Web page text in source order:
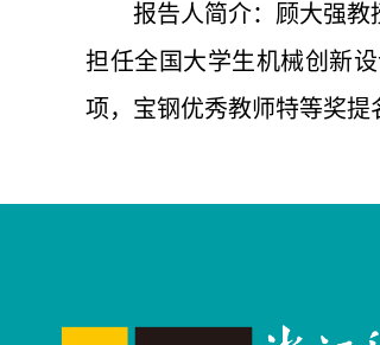
报告人简介：顾大强教
担任全国大学生机械创新
项，宝钢优秀教师特等奖提